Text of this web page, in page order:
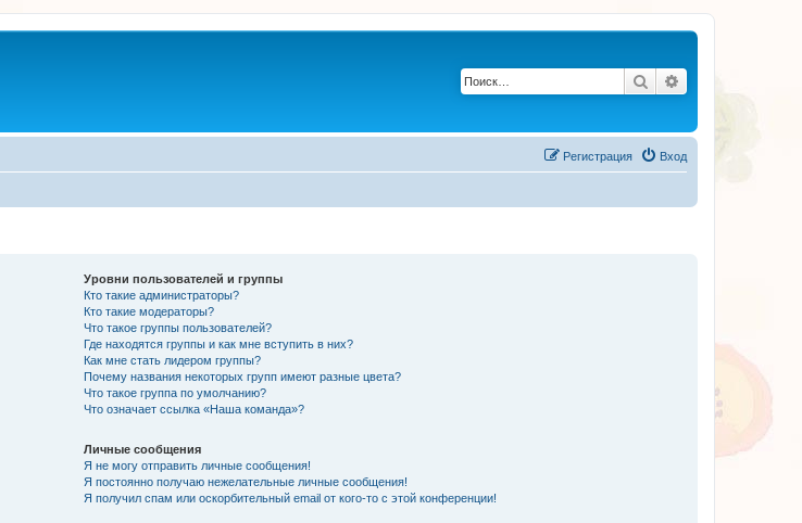
Поиск
Вход
Регистрация
Уровни пользователей и группы
Кто такие администраторы?
Кто такие модераторы?
Что такое группы пользователей?
Где находятся группы и как мне вступить в них?
Как мне стать лидером группы?
Почему названия некоторых групп имеют разные цвета?
Что такое группа по умолчанию?
Что означает ссылка «Наша команда»?
Личные сообщения
Я не могу отправить личные сообщения!
Я постоянно получаю нежелательные личные сообщения!
Я получил спам или оскорбительный email от кого-то с этой конференции!